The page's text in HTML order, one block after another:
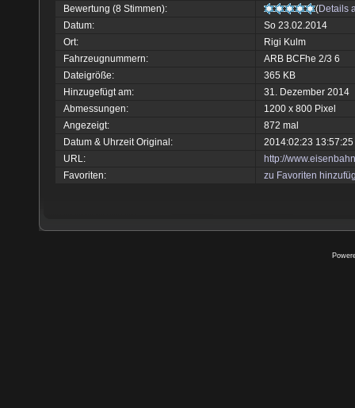
Bewertung (8 Stimmen):
(Details
Datum:
So 23.02.2014
Ort:
Rigi Kulm
Fahrzeugnummern:
ARB BCFhe 2/3 6
Dateigröße:
365 KB
Hinzugefügt am:
31. Dezember 2014
Abmessungen:
1200 x 800 Pixel
Angezeigt:
872 mal
Datum & Uhrzeit Original:
2014:02:23 13:57:25
URL:
http://
Favoriten:
zu Favoriten